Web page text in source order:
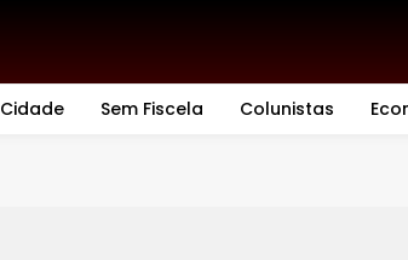
Cidade Sem Fiscela Colunistas